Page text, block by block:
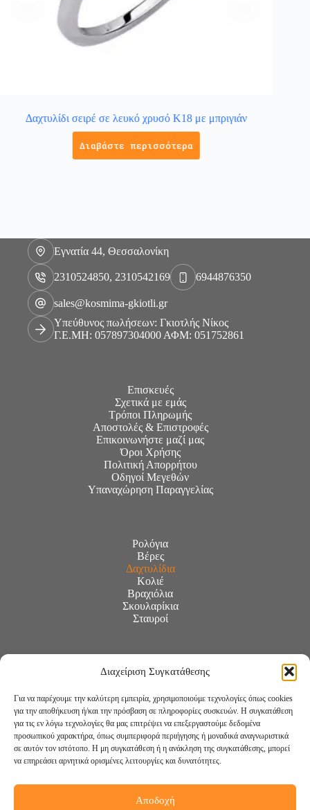
Διαχείριση Συγκατάθεσης
Για να παρέχουμε την καλύτερη εμπειρία, χρησιμοποιούμε τεχνολογίες όπως cookies
για την αποθήκευση ή/και την πρόσβαση σε πληροφορίες συσκευών. Η συγκατάθεση
για τις εν λόγω τεχνολογίες θα μας επιτρέψει να επεξεργαστούμε δεδομένα
προσωπικού χαρακτήρα, όπως συμπεριφορά περιήγησης ή μοναδικά αναγνωριστικά
σε αυτόν τον ιστότοπο. Η μη συγκατάθεση ή η ανάκληση της συγκατάθεσης, μπορεί
να επηρεάσει αρνητικά ορισμένες λειτουργίες και δυνατότητες.
Αποδοχή
Δαχτυλίδι σειρέ σε λευκό χρυσό Κ18 με μπριγιάν
Διαβάστε περισσότερα
Εγνατία 44, Θεσσαλονίκη
2310524850, 2310542169 6944876350
sales@kosmima-gkiotli.gr
Υπεύθυνος πωλήσεων: Γκιοτλής Νίκος
Γ.Ε.ΜΗ: 057897304000 ΑΦΜ: 051752861
Επισκευές
Σχετικά με εμάς
Τρόποι Πληρωμής
Αποστολές & Επιστροφές
Επικοινωνήστε μαζί μας
Όροι Χρήσης
Πολιτική Απορρήτου
Οδηγοί Μεγεθών
Υπαναχώρηση Παραγγελίας
Ρολόγια
Βέρες
Δαχτυλίδια
Κολιέ
Βραχιόλια
Σκουλαρίκια
Σταυροί